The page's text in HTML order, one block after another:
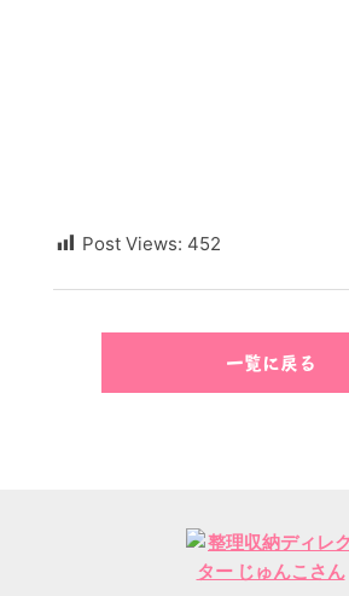
Post Views: 452
一覧に戻る